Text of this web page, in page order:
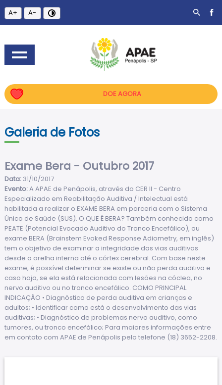
A+ A-
DOE AGORA
Galeria de Fotos
Exame Bera - Outubro 2017
Data:31/10/2017
Evento:A APAE de Penápolis, através do CER II - Centro
Especializado em Reabilitação Auditiva / Intelectual está
habilitada a realizar o EXAME BERA em parceria com o Sistema
Único de Saúde (SUS). O QUE É BERA? Também conhecido como
PEATE (Potencial Evocado Auditivo do Tronco Encefálico), ou
exame BERA (Brainstem Evoked Response Adiometry, em inglês)
tem o objetivo de examinar a integridade das vias auditivas
desde a orelha interna até o córtex cerebral. Com base neste
exame, é possível determinar se existe ou não perda auditiva e
caso haja, se ela está relacionada com lesões na cóclea, no
nervo auditivo ou no tronco encefálico. COMO PRINCIPAL
INDICAÇÃO • Diagnóstico de perda auditiva em crianças e
adultos; • Identificar como está o desenvolvimento das vias
auditivas; • Diagnóstico de problemas nervo auditivo, como
tumores, ou tronco encefálico; Para maiores informações entre
em contato com APAE de Penápolis pelo telefone (18) 3652-2208.